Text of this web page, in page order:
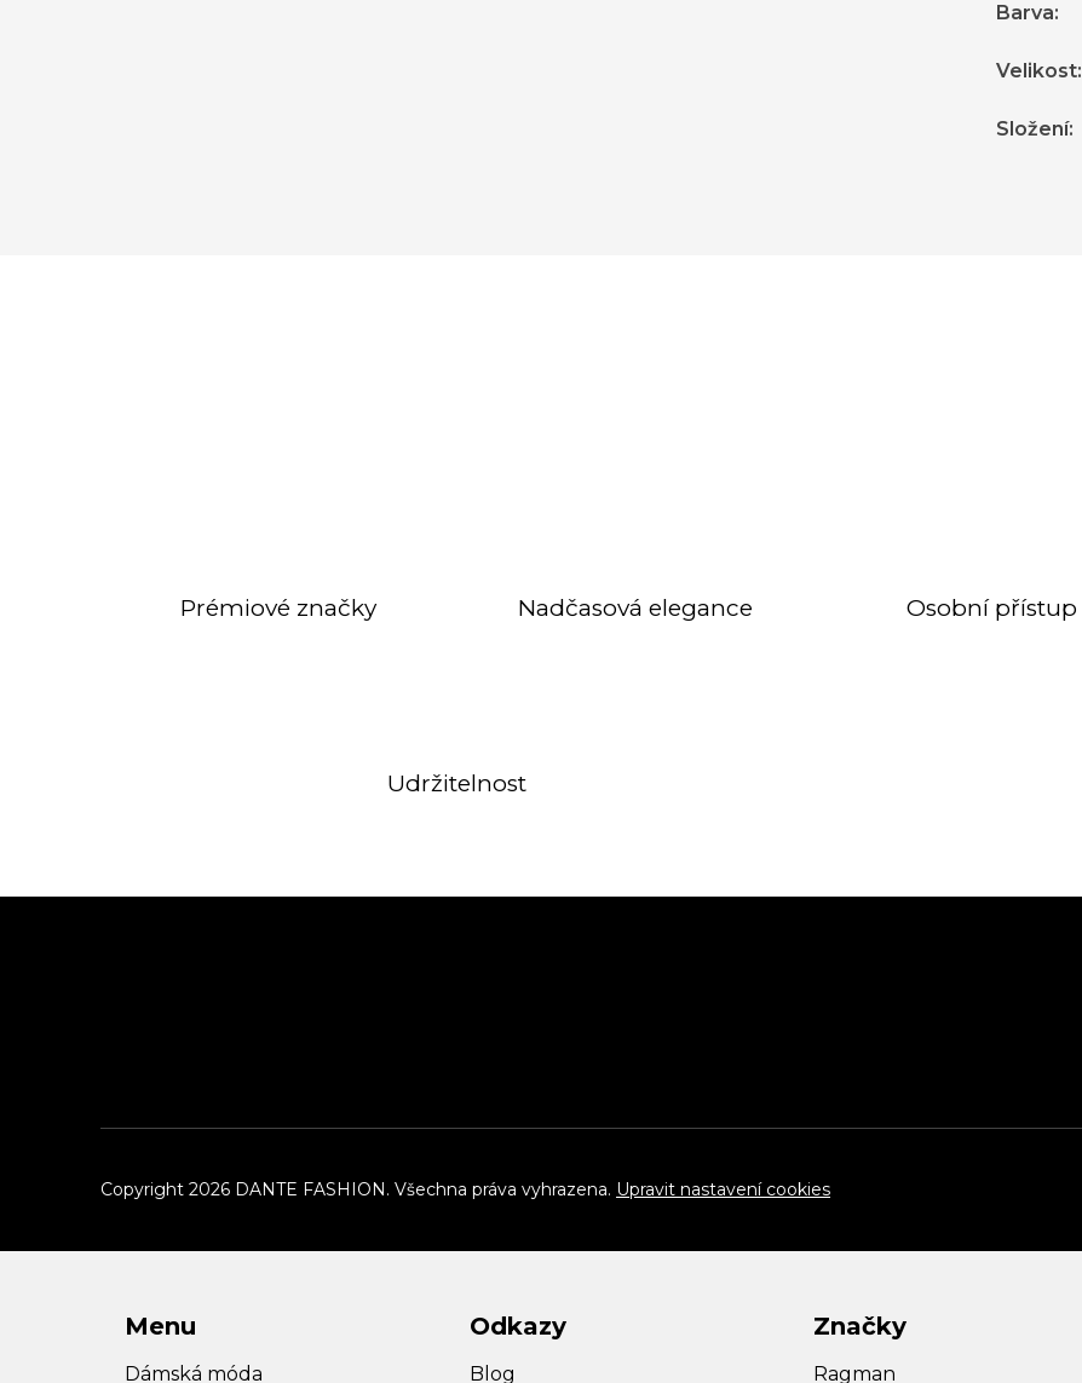
Barva:
Velikost:
Složení:
Prémiové značky Nadčasová elegance Osobní přístup
Udržitelnost
Copyright 2026 DANTE FASHION . Všechna práva vyhrazena. Upravit nastavení cookies
Menu
Dámská móda
Odkazy
Blog
Značky
Ragman